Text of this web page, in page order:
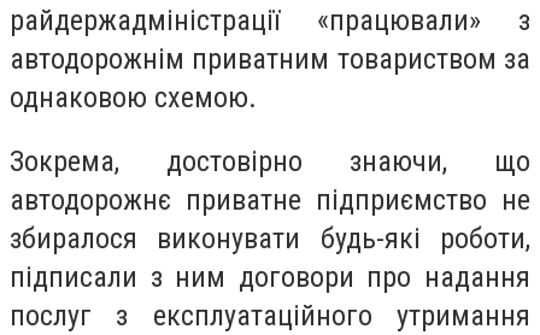
райдержадміністрації «працювали» з
автодорожнім приватним товариством за
однаковою схемою.
Зокрема, достовірно знаючи, що
автодорожнє приватне підприємство не
збиралося виконувати будь-які роботи,
підписали з ним договори про надання
послуг з експлуатаційного утримання